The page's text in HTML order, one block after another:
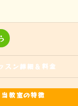
スン詳細＆料金
当教室の特徴